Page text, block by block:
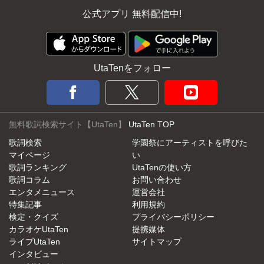
公式アプリ 無料配信中!
UtaTenをフォロー
無料歌詞検索サイト【UtaTen】 UtaTen TOP
歌詞検索
マイページ
歌詞ランキング
歌詞コラム
エンタメニュース
特集記事
検定・クイズ
カラオケUtaTen
ライブUtaTen
インタビュー
学園祭にアーティストを呼びた
い
UtaTenの使い方
お問い合わせ
運営会社
利用規約
プライバシーポリシー
提携媒体
サイトマップ